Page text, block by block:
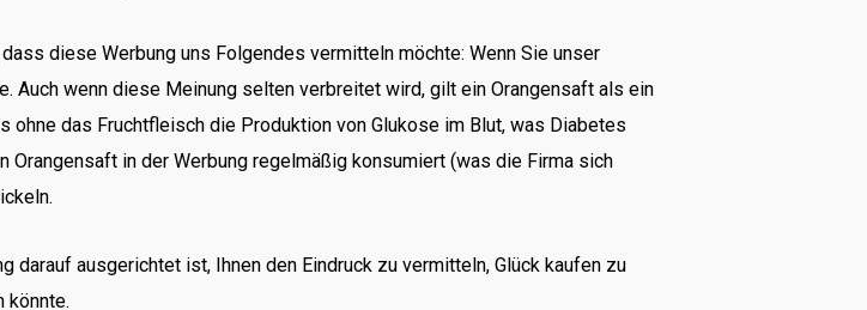
diese Werbung uns Folgendes vermitteln möchte: Wenn Sie unser
Auch wenn diese Meinung selten verbreitet wird, gilt ein Orangensaft als ein
das Fruchtfleisch die Produktion von Glukose im Blut, was Diabetes
in der Werbung regelmäßig konsumiert (was die Firma sich
darauf ausgerichtet ist, Ihnen den Eindruck zu vermitteln, Glück kaufen zu
könnte.